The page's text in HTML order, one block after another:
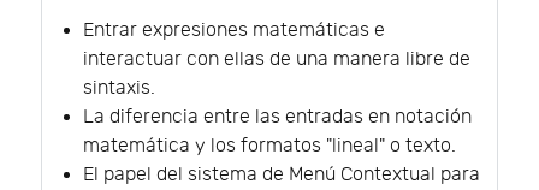
Entrar expresiones matemáticas e
interactuar con ellas de una manera libre de
sintaxis.
La diferencia entre las entradas en notación
matemática y los formatos "lineal" o texto.
El papel del sistema de Menú Contextual para